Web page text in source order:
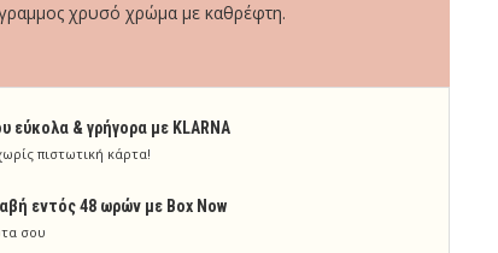
εύκολα & γρήγορα με KLARNA
πιστωτική κάρτα!
εντός 48 ωρών με Box Now
σου
χρυσό χρώμα με καθρέφτη.